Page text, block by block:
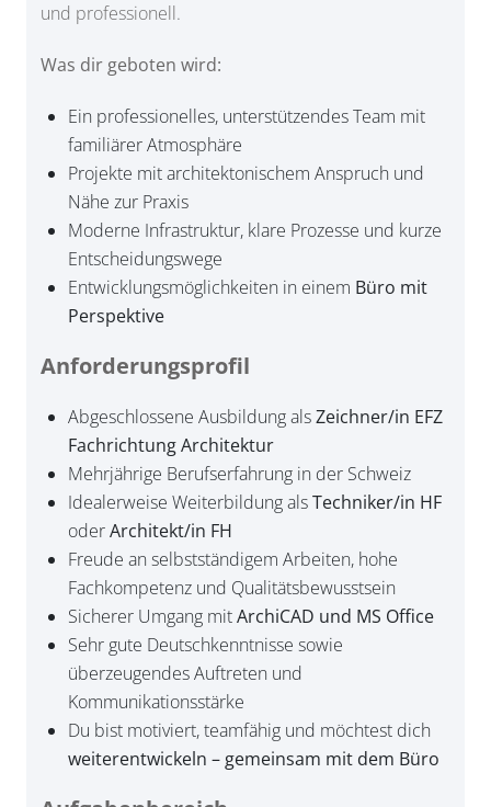
und professionell.
Was dir geboten wird:
Ein professionelles, unterstützendes Team mit
familiärer Atmosphäre
Projekte mit architektonischem Anspruch und
Nähe zur Praxis
Moderne Infrastruktur, klare Prozesse und kurze
Entscheidungswege
Entwicklungsmöglichkeiten in einem Büro mit
Perspektive
Anforderungsprofil
Abgeschlossene Ausbildung alsZeichner/in EFZ
Fachrichtung Architektur
Mehrjährige Berufserfahrung in der Schweiz
Idealerweise Weiterbildung alsTechniker/in HF
oderArchitekt/in FH
Freude an selbstständigem Arbeiten, hohe
Fachkompetenz und Qualitätsbewusstsein
Sicherer Umgang mitArchiCAD und MS Office
Sehr gute Deutschkenntnisse sowie
überzeugendes Auftreten und
Kommunikationsstärke
Du bist motiviert, teamfähig und möchtest dich
weiterentwickeln – gemeinsam mit dem Büro